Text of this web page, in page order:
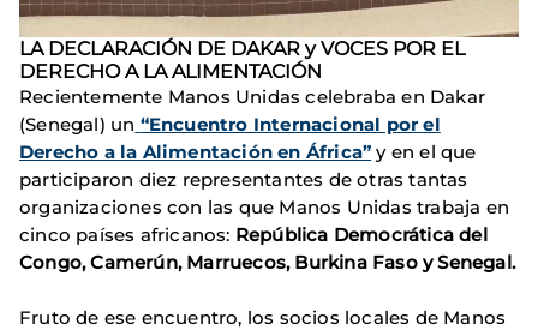
LA DECLARACIÓN DE DAKAR y VOCES POR EL
DERECHO A LA ALIMENTACIÓN
Recientemente Manos Unidas celebraba en Dakar
(Senegal) un “Encuentro Internacional por el
Derecho a la Alimentación en África” y en el que
participaron diez representantes de otras tantas
organizaciones con las que Manos Unidas trabaja en
cinco países africanos: República Democrática del
Congo, Camerún, Marruecos, Burkina Faso y Senegal.
Fruto de ese encuentro, los socios locales de Manos